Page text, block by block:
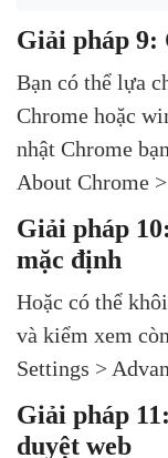
Giải pháp 9:
Bạn có thể lựa
Chrome hoặc
nhật Chrome
About Chrome
Giải pháp
mặc định
Hoặc có thể
và kiểm xem
Settings >
Giải pháp
duyệt web